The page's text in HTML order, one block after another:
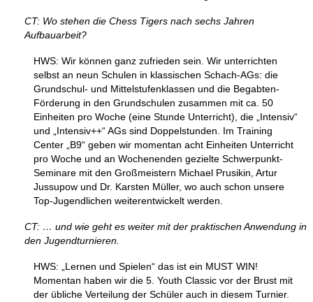
CT: Wo stehen die Chess Tigers nach sechs Jahren
Aufbauarbeit?
HWS: Wir können ganz zufrieden sein. Wir unterrichten
selbst an neun Schulen in klassischen Schach-AGs: die
Grundschul- und Mittelstufenklassen und die Begabten-
Förderung in den Grundschulen zusammen mit ca. 50
Einheiten pro Woche (eine Stunde Unterricht), die „Intensiv“
und „Intensiv++“ AGs sind Doppelstunden. Im Training
Center „B9“ geben wir momentan acht Einheiten Unterricht
pro Woche und an Wochenenden gezielte Schwerpunkt-
Seminare mit den Großmeistern Michael Prusikin, Artur
Jussupow und Dr. Karsten Müller, wo auch schon unsere
Top-Jugendlichen weiterentwickelt werden.
CT: … und wie geht es weiter mit der praktischen Anwendung in
den Jugendturnieren.
HWS: „Lernen und Spielen“ das ist ein MUST WIN!
Momentan haben wir die 5. Youth Classic vor der Brust mit
der übliche Verteilung der Schüler auch in diesem Turnier.